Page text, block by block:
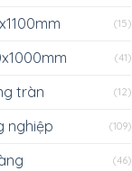
(15)
(41)
tràn (12)
nghiệp (109)
(46)